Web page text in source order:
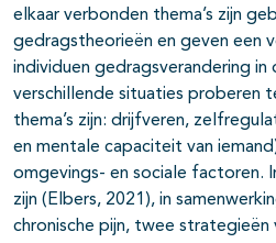
elkaar verbonden thema’s zijn
gedragstheorieën en geven een
individuen gedragsverandering
verschillende situaties proberen
thema’s zijn: drijfveren,
en mentale capaciteit van
omgevings- en sociale factoren.
zijn (Elbers, 2021), in
chronische pijn, twee strategieën